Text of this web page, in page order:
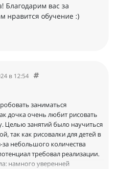
вас за
нравится обучение :)
в 12:54
заниматься
дочка очень любит рисовать
Целью занятий было научиться
так как рисовалки для детей в
за небольшого количества
требовал реализации.
намного уверенней